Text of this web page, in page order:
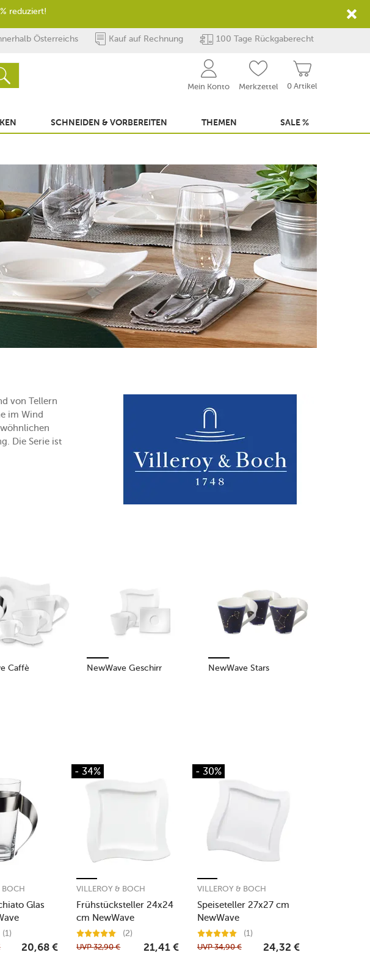
Österreichs Kauf auf Rechnung 100 Tage Rückgaberecht
0 Artikel
Mein Konto Merkzettel
SCHNEIDEN & VORBEREITEN THEMEN SALE %
von Tellern
im Wind
Die Serie ist
Caffè NewWave Geschirr NewWave Stars
Glas
BOCH
(1)
20,68 €
- 34%
Frühstücksteller 24x24
cm NewWave
VILLEROY & BOCH
(2)
UVP32,90 € 21,41 €
- 30%
Speiseteller 27x27 cm
NewWave
VILLEROY & BOCH
(1)
UVP34,90 € 24,32 €
reduziert!